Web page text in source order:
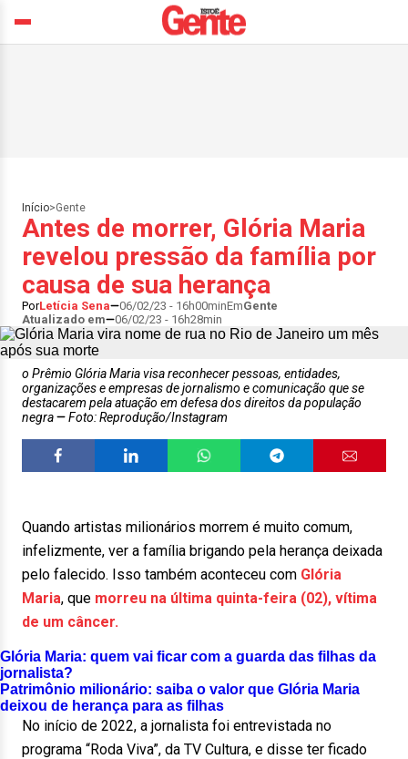
Início>Gente
Antes de morrer, Glória Maria
revelou pressão da família por
causa de sua herança
PorLetícia Sena 06/02/23 - 16h00minEmGente
Atualizado em
06/02/23 - 16h28min
o Prêmio Glória Maria visa reconhecer pessoas, entidades,
organizações e empresas de jornalismo e comunicação que se
destacarem pela atuação em defesa dos direitos da população
negra
Foto: Reprodução/Instagram
Quando artistas milionários morrem é muito comum,
infelizmente, ver a família brigando pela herança deixada
pelo falecido. Isso também aconteceu com Glória
Maria, que morreu na última quinta-feira (02), vítima
de um câncer.
Glória Maria: quem vai ficar com a guarda das filhas da
jornalista?
Patrimônio milionário: saiba o valor que Glória Maria
deixou de herança para as filhas
No início de 2022, a jornalista foi entrevistada no
programa “Roda Viva”, da TV Cultura, e disse ter ficado